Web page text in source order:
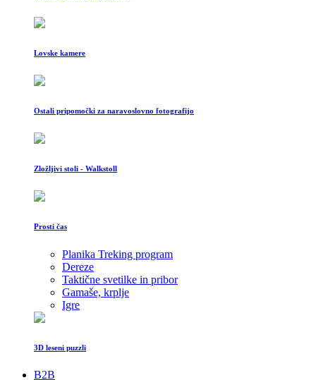
Lovske kamere
Ostali pripomočki za naravoslovno fotografijo
Zložljivi stoli - Walkstoll
Prosti čas
Planika Treking program
Dereze
Taktične svetilke in pribor
Gamaše, krplje
Igre
3D leseni puzzli
B2B